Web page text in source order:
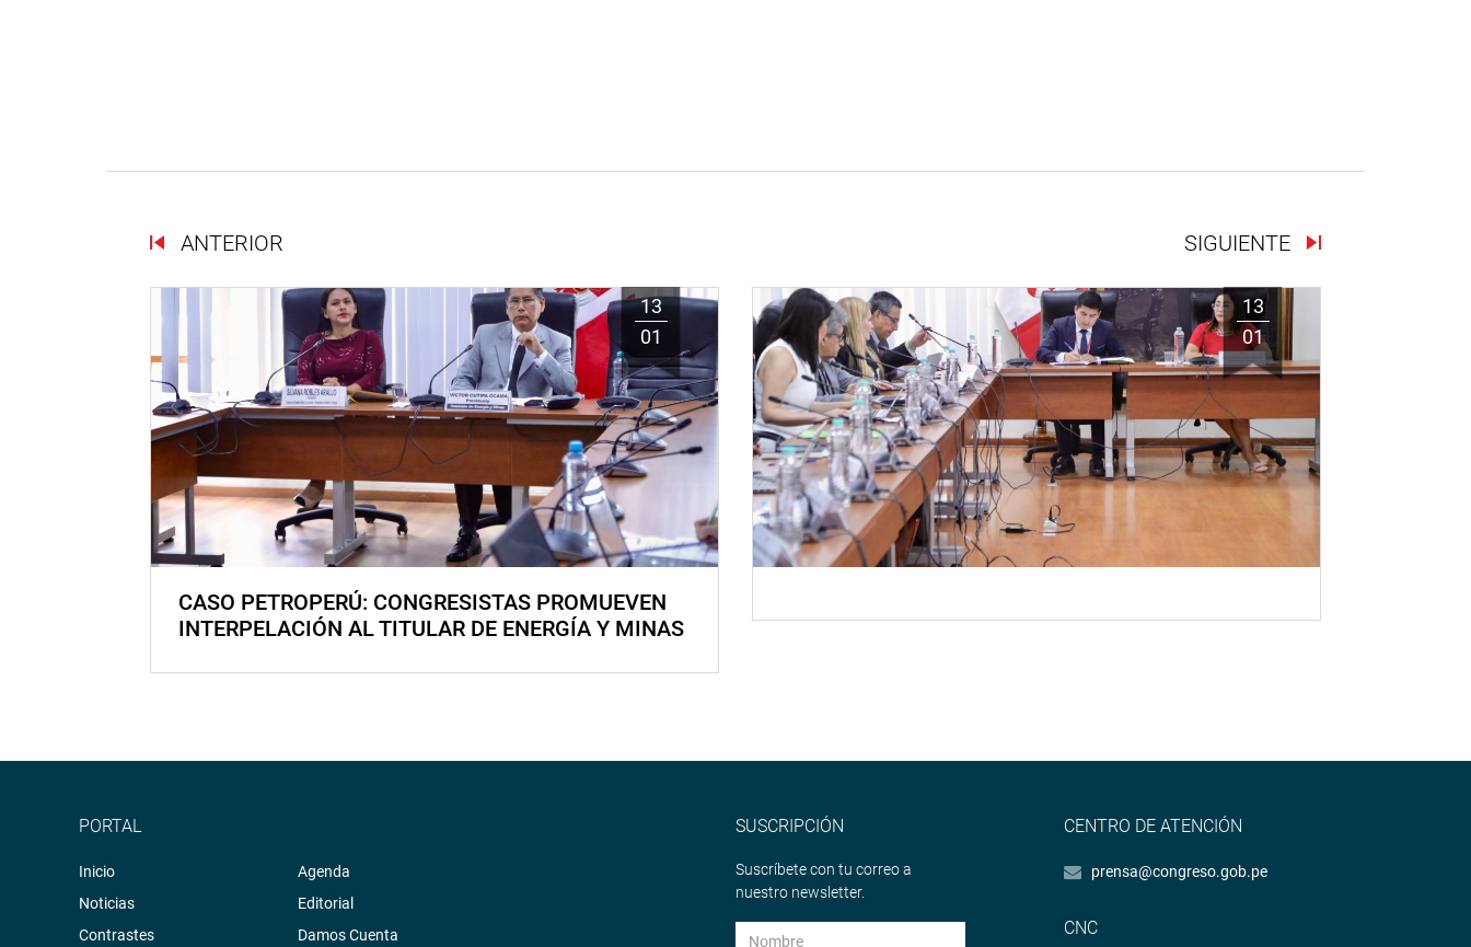
ANTERIOR SIGUIENTE
13
01
CASO PETROPERÚ: CONGRESISTAS PROMUEVEN
INTERPELACIÓN AL TITULAR DE ENERGÍA Y MINAS
13
01
PORTAL
Inicio
Noticias
Contrastes
Agenda
Editorial
Damos Cuenta
SUSCRIPCIÓN
Suscríbete con tu correo a
nuestro newsletter.
CENTRO DE ATENCIÓN
prensa@congreso.gob.pe
CNC